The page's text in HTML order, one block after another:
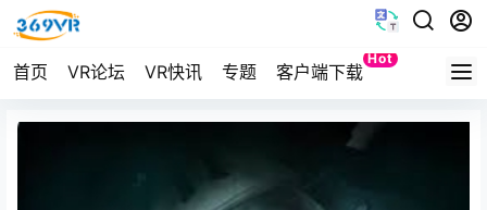
首页 VR论坛 VR快讯 专题 客户端下载
Hot
Quest